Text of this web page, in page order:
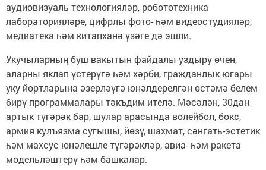
аудиовизуаль технологияләр, робототехника
лабораторияләре, цифрлы фото- һәм видеостудияләр,
медиатека һәм китапханә үзәге дә эшли.
Укучыларның буш вакытын файдалы уздыру өчен,
аларны яклап үстерүгә һәм хәрби, гражданлык югары
уку йортларына әзерләүгә юнәлдерелгән өстәмә белем
бирү программалары тәкъдим ителә. Мәсәлән, 30дан
артык түгәрәк бар, шулар арасында волейбол, бокс,
армия кулъязма сугышы, йөзү, шахмат, сәнгать-эстетик
һәм махсус юнәлешле түгәрәкләр, авиа- һәм ракета
модельләштерү һәм башкалар.